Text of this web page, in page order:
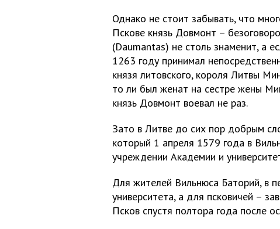
Однако не стоит забывать, что
Пскове князь Довмонт –
(Daumantas) не столь знаменит, а
1263 году принимал
князя литовского, короля Литвы
то ли был женат на сестре жены
князь Довмонт воевал не раз.
Зато в Литве до сих пор добрым
который 1 апреля 1579 года в
учреждении Академии и
Для жителей Вильнюса Баторий, в
университета, а для псковичей –
Псков спустя полтора года после